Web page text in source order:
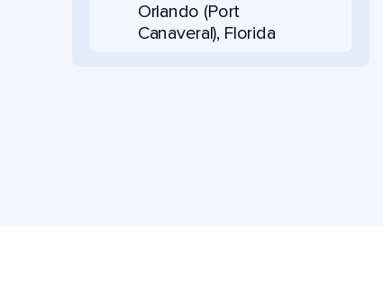
Orlando (Port
Canaveral), Florida